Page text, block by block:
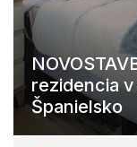
rezidencia
Španielsko